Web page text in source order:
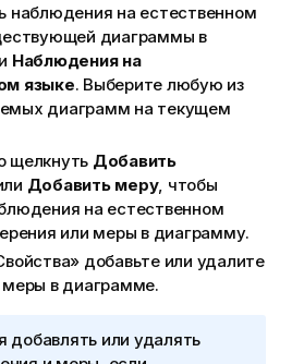
наблюдения на естественном
диаграммы в
Наблюдения на
языке. Выберите любую из
диаграмм на текущем
щелкнуть Добавить
Добавить меру, чтобы
на естественном
или меры в диаграмму.
добавьте или удалите
меры в диаграмме.
добавлять или удалять